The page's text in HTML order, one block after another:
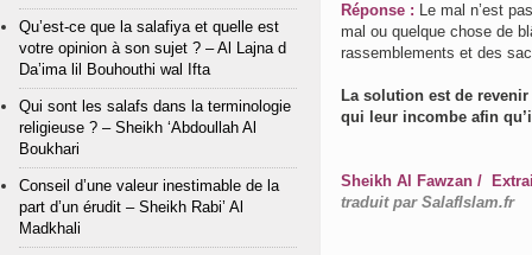
Réponse : Le mal n’est
mal ou quelque chose de
rassemblements et des
La solution est de
qui leur incombe afin
Sheikh Al Fawzan /
traduit par SalafIslam.fr
Qu’est-ce que la salafiya et quelle est
votre opinion à son sujet ? – Al Lajna d
Da’ima lil Bouhouthi wal Ifta
Qui sont les salafs dans la terminologie
religieuse ? – Sheikh ‘Abdoullah Al
Boukhari
Conseil d’une valeur inestimable de la
part d’un érudit – Sheikh Rabi’ Al
Madkhali